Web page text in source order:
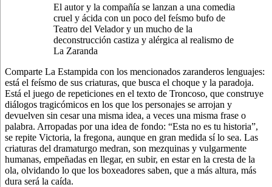
El autor y la compañía se lanzan a una comedia
cruel y ácida con un poco del feísmo bufo de
Teatro del Velador y un mucho de la
deconstrucción castiza y alérgica al realismo de
La Zaranda
Comparte La Estampida con los mencionados zaranderos lenguajes:
está el feísmo de sus criaturas, que busca el choque y la paradoja.
Está el juego de repeticiones en el texto de Troncoso, que construye
diálogos tragicómicos en los que los personajes se arrojan y
devuelven sin cesar una misma idea, a veces una misma frase o
palabra. Arropadas por una idea de fondo: “Esta no es tu historia”,
se repite Victoria, la fregona, aunque en gran medida sí lo sea. Las
criaturas del dramaturgo medran, son mezquinas y vulgarmente
humanas, empeñadas en llegar, en subir, en estar en la cresta de la
ola, olvidando lo que los boxeadores saben, que a más altura, más
dura será la caída.